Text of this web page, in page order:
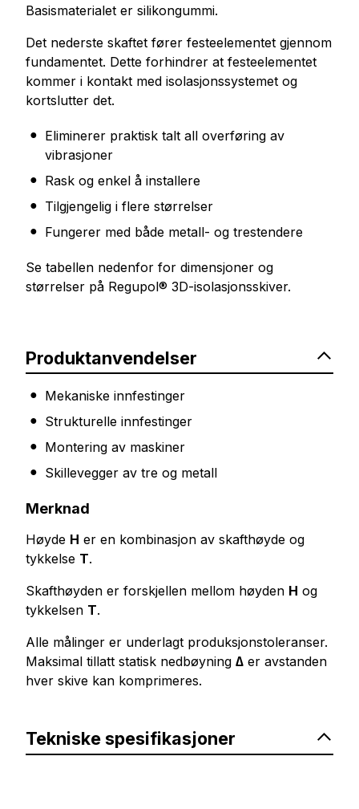
Basismaterialet er silikongummi.
Det nederste skaftet fører festeelementet gjennom
fundamentet. Dette forhindrer at festeelementet
kommer i kontakt med isolasjonssystemet og
kortslutter det.
Eliminerer praktisk talt all overføring av
vibrasjoner
Rask og enkel å installere
Tilgjengelig i flere størrelser
Fungerer med både metall- og trestendere
Se tabellen nedenfor for dimensjoner og
størrelser på Regupol® 3D-isolasjonsskiver.
Produktanvendelser
Mekaniske innfestinger
Strukturelle innfestinger
Montering av maskiner
Skillevegger av tre og metall
Merknad
Høyde H er en kombinasjon av skafthøyde og
tykkelse T.
Skafthøyden er forskjellen mellom høyden H og
tykkelsen T.
Alle målinger er underlagt produksjonstoleranser.
Maksimal tillatt statisk nedbøyning ∆ er avstanden
hver skive kan komprimeres.
Tekniske spesifikasjoner